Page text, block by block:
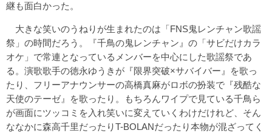
継も面白かった。
大きな笑いのうねりが生まれたのは「FNS鬼レンチャン歌謡
祭」の時間だろう。『千鳥の鬼レンチャン』の「サビだけカラ
オケ」で常連となっているメンバーを中心にした歌謡祭であ
る。演歌歌手の徳永ゆうきが『限界突破×サバイバー』を歌っ
たり、フリーアナウンサーの高橋真麻がロボの扮装で『残酷な
天使のテーゼ』を歌ったり。もちろんワイプで見ている千鳥ら
が画面にツッコミを入れ笑いに変えていくわけだけれど、そん
ななかに森高千里だったりT-BOLANだったり本物が混ざってく